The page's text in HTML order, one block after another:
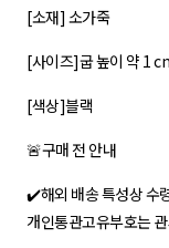
[소재] 소가죽
[사이즈]굽 높이 약 1
[색상]블랙
🚨구매 전 안내
✔️해외 배송 특성상 수
개인통관고유부호는